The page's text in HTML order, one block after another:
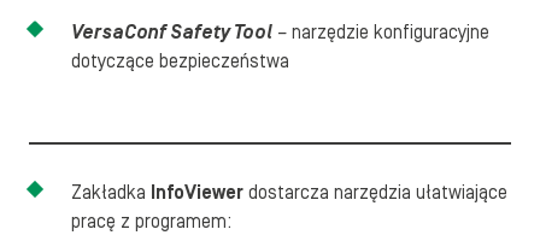
VersaConf Safety Tool – narzędzie konfiguracyjne
dotyczące bezpieczeństwa
Zakładka InfoViewer dostarcza narzędzia ułatwiające
pracę z programem: